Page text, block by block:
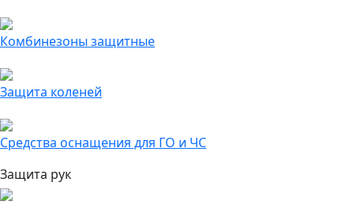
Комбинезоны защитные
Защита коленей
Средства оснащения для ГО и ЧС
Защита рук